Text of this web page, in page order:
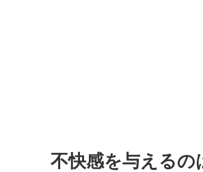
不快感を与えるの